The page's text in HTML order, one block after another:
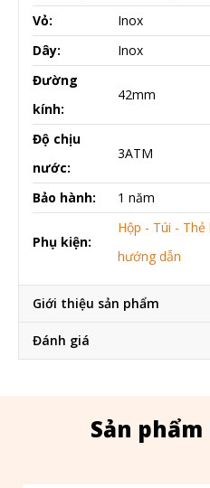
Vỏ:
Inox
Dây:
Inox
Đường
kính:
42mm
Độ chịu
nước:
3ATM
Bảo hành: 1 năm
Phụ kiện:
Hộp - Túi -
hướng dẫn
Giới thiệu sản phẩm
Đánh giá
Sản